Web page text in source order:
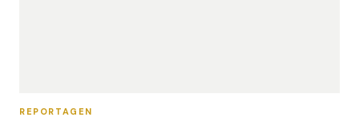
REPORTAGEN